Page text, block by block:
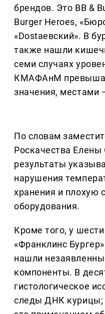
брендов. Это BB &
Burger Heroes,
«Dostaевский». В
также нашли
семи случаях
КМАФАнМ
значения, местами
По словам
Роскачества
результаты
нарушения
хранения и плохую
оборудования.
Кроме того, у
«Франклинс
нашли
компоненты. В
гистологическое
следы ДНК курицы;